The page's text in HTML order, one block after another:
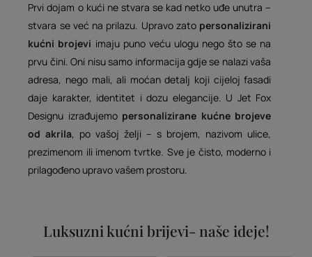
Prvi dojam o kući ne stvara se kad netko uđe unutra –
stvara se već na prilazu. Upravo zato personalizirani
kućni brojevi imaju puno veću ulogu nego što se na
prvu čini. Oni nisu samo informacija gdje se nalazi vaša
adresa, nego mali, ali moćan detalj koji cijeloj fasadi
daje karakter, identitet i dozu elegancije. U Jet Fox
Designu izrađujemo personalizirane kućne brojeve
od akrila, po vašoj želji – s brojem, nazivom ulice,
prezimenom ili imenom tvrtke. Sve je čisto, moderno i
prilagođeno upravo vašem prostoru.
Luksuzni kućni brijevi- naše ideje!